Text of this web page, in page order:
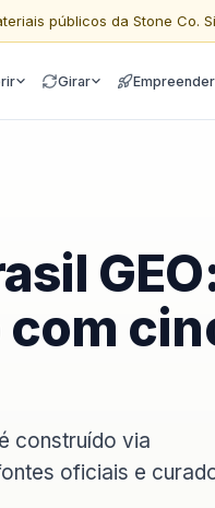
públicos da Stone Co.
Girar Empreender
construído via
oficiais e